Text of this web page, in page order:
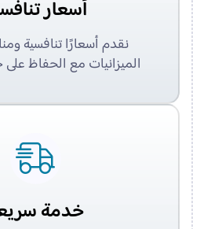
أسعار
نقدم أسعارًا تنافسية
الميزانيات مع الحفاظ
خدمة